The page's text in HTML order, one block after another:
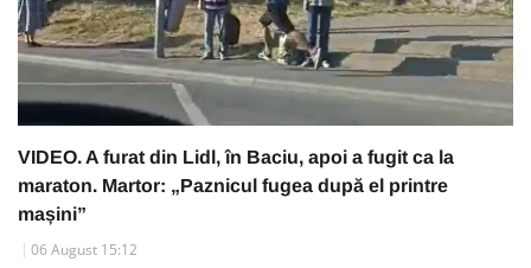
VIDEO. A furat din Lidl, în Baciu, apoi a fugit ca la
maraton. Martor: „Paznicul fugea după el printre
mașini”
06 August 15:12